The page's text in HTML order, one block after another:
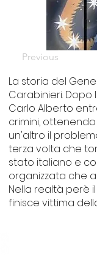
Previous
La storia del
Carabinieri.
Carlo Alberto
crimini,
un'altro il
terza volta che
stato italiano e
organizzata che
Nella realtà perè
finisce vittima